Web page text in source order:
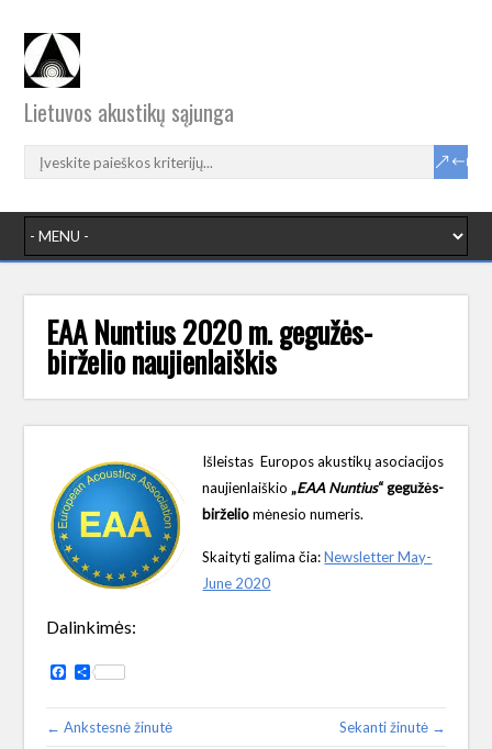
Lietuvos akustikų sąjunga
EAA Nuntius 2020 m. gegužės-
birželio naujienlaiškis
Išleistas Europos akustikų asociacijos
naujienlaiškio„EAA Nuntius“ gegužės-
birželiomėnesio numeris.
Skaityti galima čia:Newsletter May-
June 2020
Dalinkimės:
Facebook
Share
← Ankstesnė žinutė Sekanti žinutė →